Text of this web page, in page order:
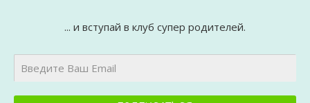
... и вступай в клуб супер родителей.